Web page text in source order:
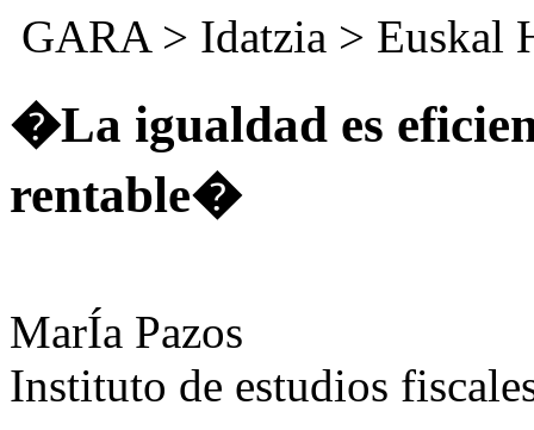
GARA> Idatzia > Euskal
�La igualdad es
rentable�
MarÍa Pazos
Instituto de estudios